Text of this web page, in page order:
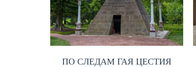
ПО СЛЕДАМ ГАЯ ЦЕСТИЯ